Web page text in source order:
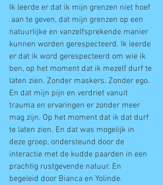
Ik leerde er dat ik mijn grenzen niet hoef
aan te geven, dat mijn grenzen op een
natuurlijke en vanzelfsprekende manier
kunnen worden gerespecteerd. Ik leerde
er dat ik word gerespecteerd om wie ik
ben, op het moment dat ik mezelf durf te
laten zien. Zonder maskers. Zonder ego.
En dat mijn pijn en verdriet vanuit
trauma en ervaringen er zonder meer
mag zijn. Op het moment dat ik dat durf
te laten zien. En dat was mogelijk in
deze groep, ondersteund door de
interactie met de kudde paarden in een
prachtig rustgevende natuur. En
begeleid door Bianca en Yolinde.